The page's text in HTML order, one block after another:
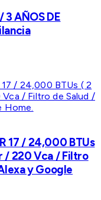
3 AÑOS DE
17 / 24,000 BTUs
/ 220 Vca / Filtro
y Google